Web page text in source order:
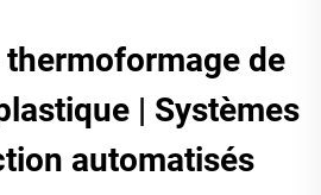
de
| Systèmes
automatisés